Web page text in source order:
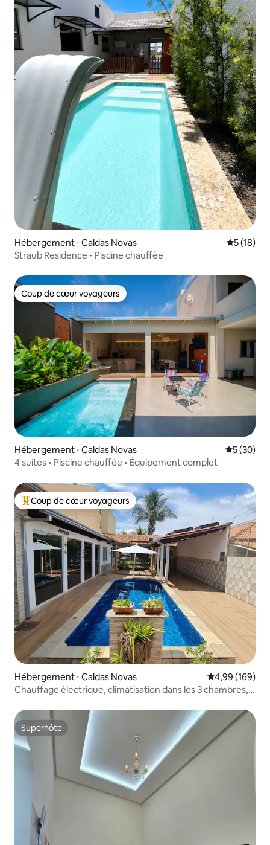
Hébergement ⋅ Caldas Novas
5 (18)
Straub Residence - Piscine chauffée
Coup de cœur voyageurs
Coup de cœur voyageurs
Hébergement ⋅ Caldas Novas
5 (30)
4 suites • Piscine chauffée • Équipement complet
Coups de cœur voyageurs les plus appréciés
Coup de cœur voyageurs
Hébergement ⋅ Caldas Novas Évaluation
4,99 (169)
Chauffage électrique, climatisation dans les 3 chambres,
Superhôte
Superhôte